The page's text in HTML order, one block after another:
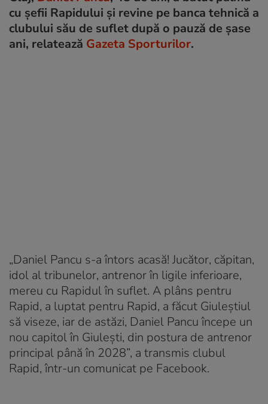
cu șefii Rapidului și revine pe banca tehnică a
clubului său de suflet după o pauză de șase
ani, relatează Gazeta Sporturilor.
„Daniel Pancu s-a întors acasă! Jucător, căpitan,
idol al tribunelor, antrenor în ligile inferioare,
mereu cu Rapidul în suflet. A plâns pentru
Rapid, a luptat pentru Rapid, a făcut Giuleștiul
să viseze, iar de astăzi, Daniel Pancu începe un
nou capitol în Giulești, din postura de antrenor
principal până în 2028”, a transmis clubul
Rapid, într-un comunicat pe Facebook.